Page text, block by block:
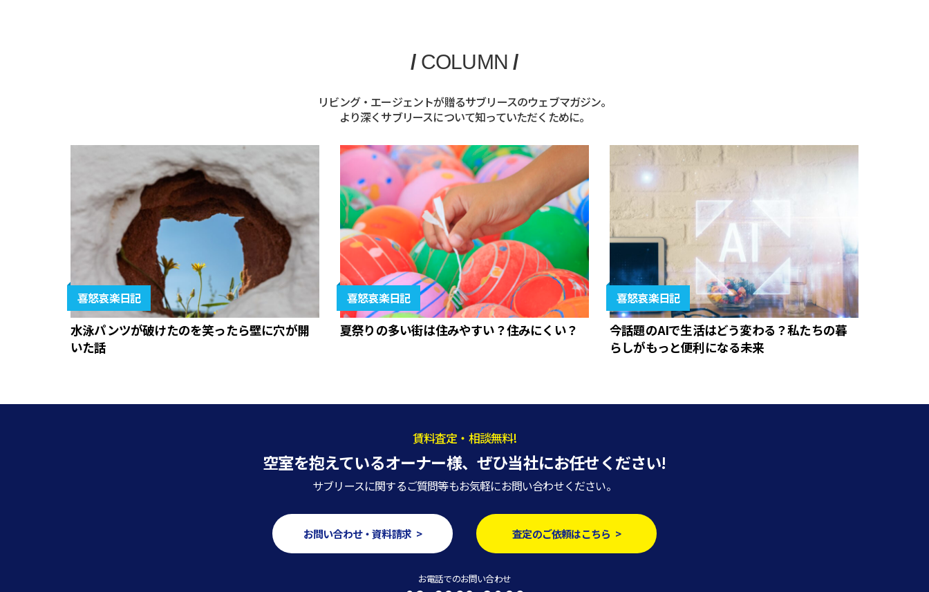
/ COLUMN /
リビング・エージェントが贈るサブリースのウェブマガジン。
より深くサブリースについて知っていただくために。
喜怒哀楽日記
水泳パンツが破けたのを笑ったら壁に穴が開
いた話
喜怒哀楽日記
夏祭りの多い街は住みやすい？住みにくい？
喜怒哀楽日記
今話題のAIで生活はどう変わる？私たちの暮
らしがもっと便利になる未来
賃料査定・相談無料!
空室を抱えているオーナー様、ぜひ当社にお任せください!
サブリースに関するご質問等もお気軽にお問い合わせください。
お問い合わせ・資料請求 > 査定のご依頼はこちら >
お電話でのお問い合わせ